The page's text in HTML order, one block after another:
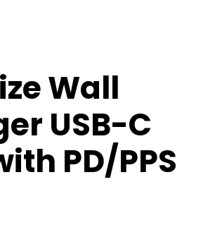
Wall
USB-C
PD/PPS